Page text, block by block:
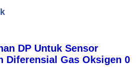
DP Untuk Sensor
Diferensial Gas Oksigen 0